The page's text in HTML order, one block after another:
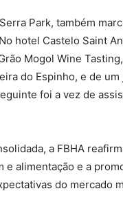
Park, também
hotel Castelo Saint
Mogol Wine
do Espinho, e de
foi a vez de
a FBHA
alimentação e a
do mercado